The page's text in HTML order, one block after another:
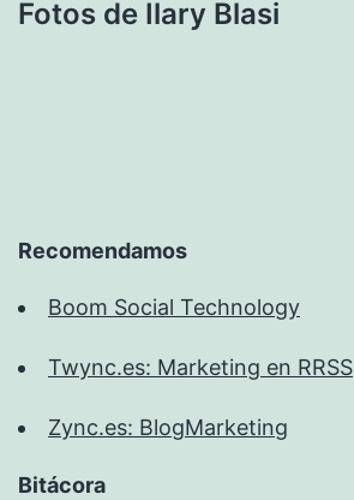
Fotos de Ilary Blasi
Recomendamos
Boom Social Technology
Twync.es: Marketing en RRSS
Zync.es: BlogMarketing
Bitácora